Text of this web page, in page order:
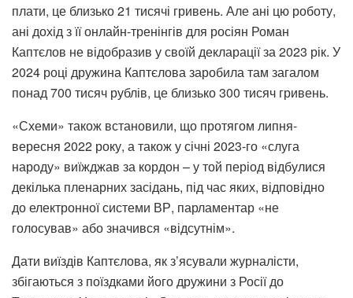
плати, це близько 21 тисячі гривень. Але ані цю роботу,
ані дохід з її онлайн-тренінгів для росіян Роман
Каптєлов не відобразив у своїй декларації за 2023 рік. У
2024 році дружина Каптєлова заробила там загалом
понад 700 тисяч рублів, це близько 300 тисяч гривень.
«Схеми» також встановили, що протягом липня-
вересня 2022 року, а також у січні 2023-го «слуга
народу» виїжджав за кордон – у той період відбулися
декілька пленарних засідань, під час яких, відповідно
до електронної системи ВР, парламентар «не
голосував» або значився «відсутнім».
Дати виїздів Каптєлова, як з’ясували журналісти,
збігаються з поїздками його дружини з Росії до